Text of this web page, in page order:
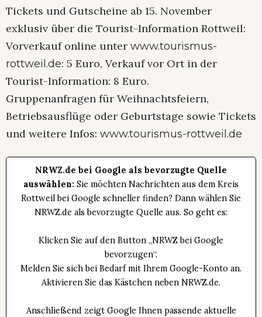
Tickets und Gutscheine ab 15. November
exklusiv über die Tourist-Information Rottweil:
Vorverkauf online unter www.tourismus-
rottweil.de: 5 Euro, Verkauf vor Ort in der
Tourist-Information: 8 Euro.
Gruppenanfragen für Weihnachtsfeiern,
Betriebsausflüge oder Geburtstage sowie Tickets
und weitere Infos: www.tourismus-rottweil.de
NRWZ.de bei Google als bevorzugte Quelle
auswählen: Sie möchten Nachrichten aus dem Kreis
Rottweil bei Google schneller finden? Dann wählen Sie
NRWZ.de als bevorzugte Quelle aus. So geht es:
Klicken Sie auf den Button „NRWZ bei Google
bevorzugen“.
Melden Sie sich bei Bedarf mit Ihrem Google-Konto an.
Aktivieren Sie das Kästchen neben NRWZ.de.
Anschließend zeigt Google Ihnen passende aktuelle